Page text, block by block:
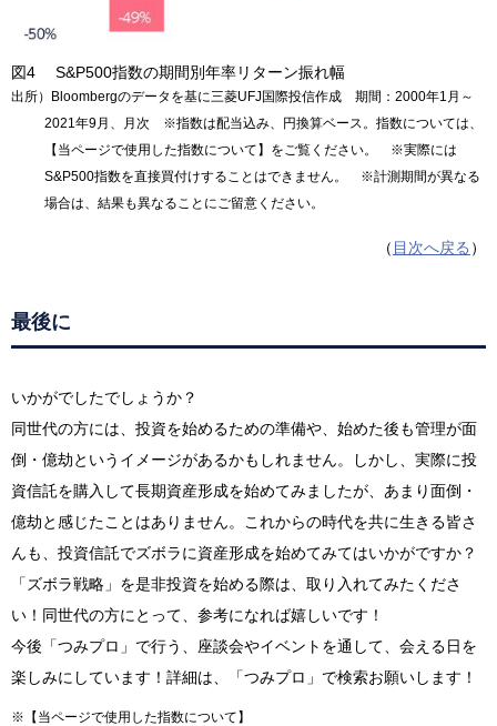
図4 S&P500指数の期間別年率リターン振れ幅
出所）Bloombergのデータを基に三菱UFJ国際投信作成 期間：2000年1月～
2021年9月、月次 ※指数は配当込み、円換算ベース。指数については、
【当ページで使用した指数について】をご覧ください。 ※実際には
S&P500指数を直接買付けすることはできません。 ※計測期間が異なる
場合は、結果も異なることにご留意ください。
（ 目次へ戻る ）
最後に
いかがでしたでしょうか？
同世代の方には、投資を始めるための準備や、始めた後も管理が面
倒・億劫というイメージがあるかもしれません。しかし、実際に投
資信託を購入して長期資産形成を始めてみましたが、あまり面倒・
億劫と感じたことはありません。これからの時代を共に生きる皆さ
んも、投資信託でズボラに資産形成を始めてみてはいかがですか？
「ズボラ戦略」を是非投資を始める際は、取り入れてみたくださ
い！同世代の方にとって、参考になれば嬉しいです！
今後「つみプロ」で行う、座談会やイベントを通して、会える日を
楽しみにしています！詳細は、「つみプロ」で検索お願いします！
※【当ページで使用した指数について】